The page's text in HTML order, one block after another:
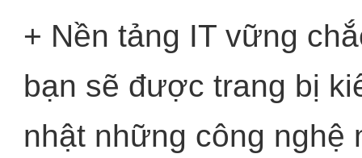
+ Nền tảng IT vững
bạn sẽ được trang bị
nhật những công nghệ